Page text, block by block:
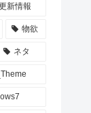
新情報
物欲
ネタ